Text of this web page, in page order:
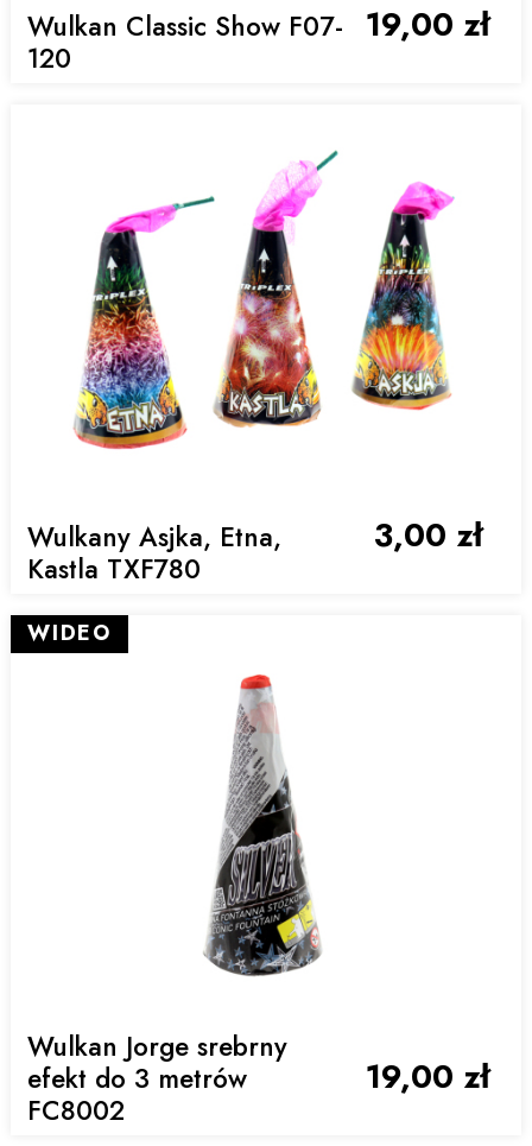
Wulkan Classic Show F07-
120
19,00 zł
Wulkany Asjka, Etna,
Kastla TXF780
3,00 zł
Wulkan Jorge srebrny
efekt do 3 metrów
FC8002
19,00 zł
WIDEO